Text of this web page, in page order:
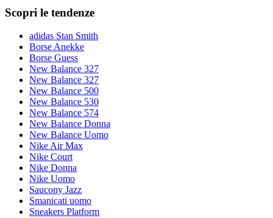
Scopri le tendenze
adidas Stan Smith
Borse Anekke
Borse Guess
New Balance 327
New Balance 327
New Balance 500
New Balance 530
New Balance 574
New Balance Donna
New Balance Uomo
Nike Air Max
Nike Court
Nike Donna
Nike Uomo
Saucony Jazz
Smanicati uomo
Sneakers Platform